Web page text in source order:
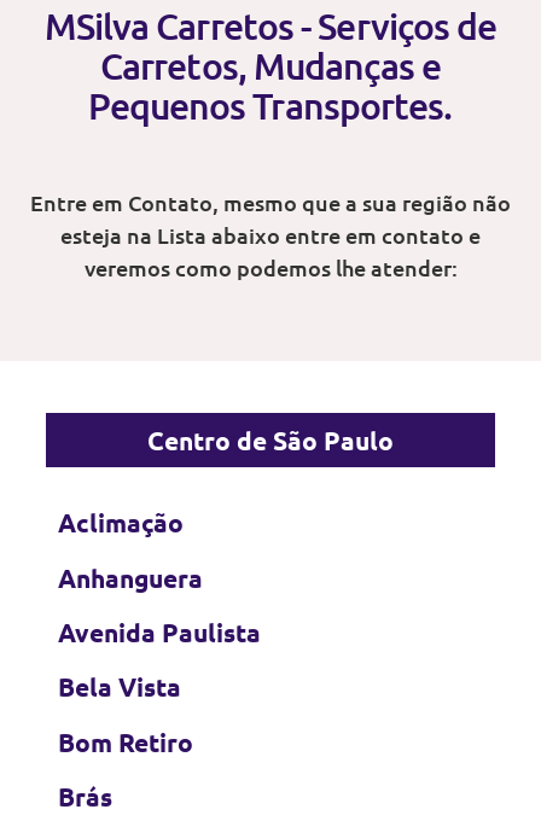
MSilva Carretos - Serviços de
Carretos, Mudanças e
Pequenos Transportes.
Entre em Contato, mesmo que a sua região não
esteja na Lista abaixo entre em contato e
veremos como podemos lhe atender:
Centro de São Paulo
Aclimação
Anhanguera
Avenida Paulista
Bela Vista
Bom Retiro
Brás